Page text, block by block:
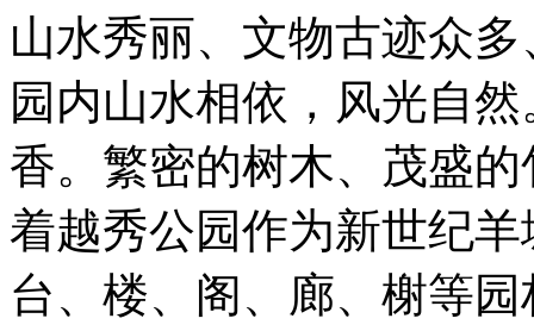
山水秀丽、文物古迹众
园内山水相依，风光自
香。繁密的树木、茂盛
着越秀公园作为新世纪
台、楼、阁、廊、榭等